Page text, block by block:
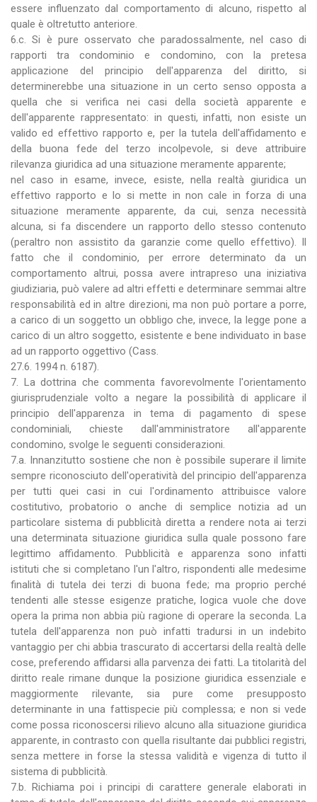
essere influenzato dal comportamento di alcuno, rispetto al
quale è oltretutto anteriore.
6.c. Si è pure osservato che paradossalmente, nel caso di
rapporti tra condominio e condomino, con la pretesa
applicazione del principio dell'apparenza del diritto, si
determinerebbe una situazione in un certo senso opposta a
quella che si verifica nei casi della società apparente e
dell'apparente rappresentato: in questi, infatti, non esiste un
valido ed effettivo rapporto e, per la tutela dell'affidamento e
della buona fede del terzo incolpevole, si deve attribuire
rilevanza giuridica ad una situazione meramente apparente;
nel caso in esame, invece, esiste, nella realtà giuridica un
effettivo rapporto e lo si mette in non cale in forza di una
situazione meramente apparente, da cui, senza necessità
alcuna, si fa discendere un rapporto dello stesso contenuto
(peraltro non assistito da garanzie come quello effettivo). Il
fatto che il condominio, per errore determinato da un
comportamento altrui, possa avere intrapreso una iniziativa
giudiziaria, può valere ad altri effetti e determinare semmai altre
responsabilità ed in altre direzioni, ma non può portare a porre,
a carico di un soggetto un obbligo che, invece, la legge pone a
carico di un altro soggetto, esistente e bene individuato in base
ad un rapporto oggettivo (Cass.
27.6. 1994 n. 6187).
7. La dottrina che commenta favorevolmente l'orientamento
giurisprudenziale volto a negare la possibilità di applicare il
principio dell'apparenza in tema di pagamento di spese
condominiali, chieste dall'amministratore all'apparente
condomino, svolge le seguenti considerazioni.
7.a. Innanzitutto sostiene che non è possibile superare il limite
sempre riconosciuto dell'operatività del principio dell'apparenza
per tutti quei casi in cui l'ordinamento attribuisce valore
costitutivo, probatorio o anche di semplice notizia ad un
particolare sistema di pubblicità diretta a rendere nota ai terzi
una determinata situazione giuridica sulla quale possono fare
legittimo affidamento. Pubblicità e apparenza sono infatti
istituti che si completano l'un l'altro, rispondenti alle medesime
finalità di tutela dei terzi di buona fede; ma proprio perché
tendenti alle stesse esigenze pratiche, logica vuole che dove
opera la prima non abbia più ragione di operare la seconda. La
tutela dell'apparenza non può infatti tradursi in un indebito
vantaggio per chi abbia trascurato di accertarsi della realtà delle
cose, preferendo affidarsi alla parvenza dei fatti. La titolarità del
diritto reale rimane dunque la posizione giuridica essenziale e
maggiormente rilevante, sia pure come presupposto
determinante in una fattispecie più complessa; e non si vede
come possa riconoscersi rilievo alcuno alla situazione giuridica
apparente, in contrasto con quella risultante dai pubblici registri,
senza mettere in forse la stessa validità e vigenza di tutto il
sistema di pubblicità.
7.b. Richiama poi i principi di carattere generale elaborati in